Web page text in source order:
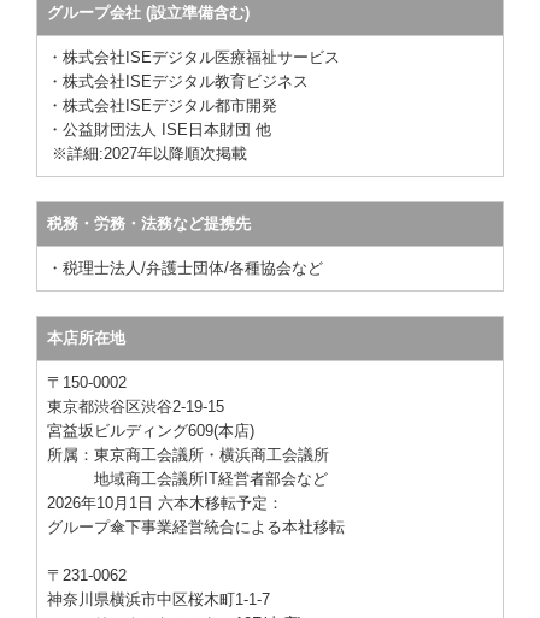
グループ会社 (設立準備含む)
・株式会社ISEデジタル医療福祉サービス
・株式会社ISEデジタル教育ビジネス
・株式会社ISEデジタル都市開発
・公益財団法人 ISE日本財団 他
※詳細:2027年以降順次掲載
税務・労務・法務など提携先
・税理士法人/弁護士団体/各種協会など
本店所在地
〒150-0002
東京都渋谷区渋谷2-19-15
宮益坂ビルディング609(本店)
所属：東京商工会議所・横浜商工会議所
地域商工会議所IT経営者部会など
2026年10月1日 六本木移転予定 ：
グループ傘下事業経営統合による本社移転
〒231-0062
神奈川県横浜市中区桜木町1-1-7